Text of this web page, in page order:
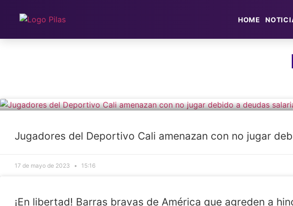
HOME
Jugadores del Deportivo Cali amenazan con no jugar
17 de mayo de 2023 15:16
¡En libertad! Barras bravas de América que agreden a